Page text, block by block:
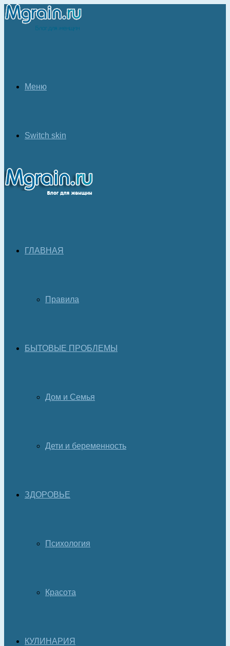
Меню
Switch skin
ГЛАВНАЯ
Правила
БЫТОВЫЕ ПРОБЛЕМЫ
Дом и Семья
Дети и беременность
ЗДОРОВЬЕ
Психология
Красота
КУЛИНАРИЯ